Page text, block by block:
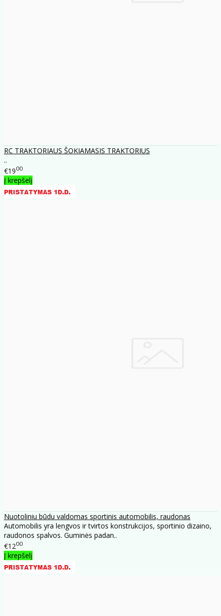
RC TRAKTORIAUS ŠOKIAMASIS TRAKTORIUS
..
€1900
Į krepšelį
Nuotoliniu būdu valdomas sportinis automobilis, raudonas
Automobilis yra lengvos ir tvirtos konstrukcijos, sportinio dizaino,
raudonos spalvos. Guminės padan..
€1200
Į krepšelį